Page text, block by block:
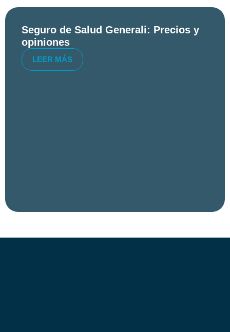
Seguro de Salud Generali: Precios y
opiniones
LEER MÁS